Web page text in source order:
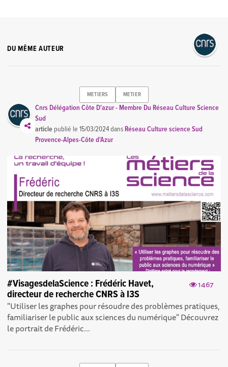
DU MÊME AUTEUR
METIERS METIER
Cnrs Délégation Côte D'azur - Membre Du Réseau Culture Science
Sud
article publié le15/03/2024dansRéseau Culture science Sud
Provence-Alpes-Côte d'Azur
1467
#VisagesdelaScience : Frédéric Havet,
directeur de recherche CNRS à I3S
"Utiliser les graphes pour résoudre des problèmes pratiques,
familiariser le public aux sciences du numérique" Découvrez
le portrait de Frédéric...